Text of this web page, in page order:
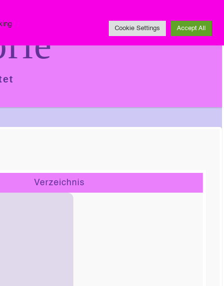
Verzeichnis
Cookie Settings Accept All